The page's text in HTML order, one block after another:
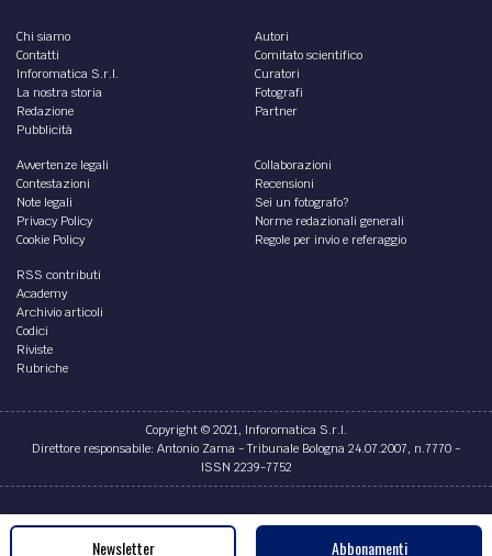
Chi siamo
Contatti
Inforomatica S.r.l.
La nostra storia
Redazione
Pubblicità
Autori
Comitato scientifico
Curatori
Fotografi
Partner
Avvertenze legali
Contestazioni
Note legali
Privacy Policy
Cookie Policy
Collaborazioni
Recensioni
Sei un fotografo?
Norme redazionali generali
Regole per invio e referaggio
RSS contributi
Academy
Archivio articoli
Codici
Riviste
Rubriche
Copyright © 2021, Inforomatica S.r.l.
Direttore responsabile: Antonio Zama - Tribunale Bologna 24.07.2007, n.7770 -
ISSN 2239-7752
Credits
Newsletter Abbonamenti